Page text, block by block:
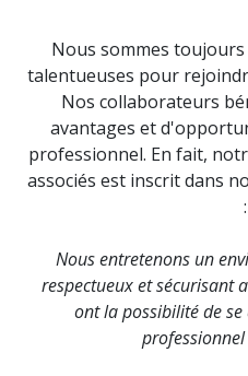
Nous sommes
talentueuses pour
Nos collaborateurs
avantages et
professionnel. En fait,
associés est inscrit dans
:
Nous entretenons un
respectueux et sécurisant
ont la possibilité de